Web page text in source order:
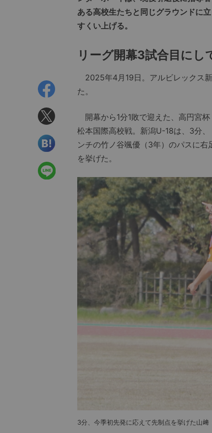
ある高校生たちと同じグラウンドに
すくい上げる。
リーグ開幕3試合目にし
2025年4月19日。アルビレックス
た。
開幕から1️分1敗で迎えた、高円宮
松本国際高校戦。新潟U-18は、3分
ンチの竹ノ谷颯優（3年）のパスに
を挙げた。
3分、今季初先発に応えて先制点を挙げた山